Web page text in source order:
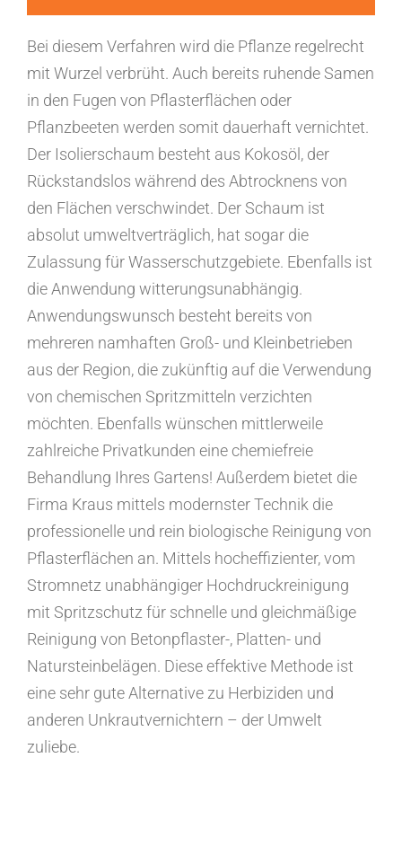
Bei diesem Verfahren wird die Pflanze regelrecht
mit Wurzel verbrüht. Auch bereits ruhende Samen
in den Fugen von Pflasterflächen oder
Pflanzbeeten werden somit dauerhaft vernichtet.
Der Isolierschaum besteht aus Kokosöl, der
Rückstandslos während des Abtrocknens von
den Flächen verschwindet. Der Schaum ist
absolut umweltverträglich, hat sogar die
Zulassung für Wasserschutzgebiete. Ebenfalls ist
die Anwendung witterungsunabhängig.
Anwendungswunsch besteht bereits von
mehreren namhaften Groß- und Kleinbetrieben
aus der Region, die zukünftig auf die Verwendung
von chemischen Spritzmitteln verzichten
möchten. Ebenfalls wünschen mittlerweile
zahlreiche Privatkunden eine chemiefreie
Behandlung Ihres Gartens! Außerdem bietet die
Firma Kraus mittels modernster Technik die
professionelle und rein biologische Reinigung von
Pflasterflächen an. Mittels hocheffizienter, vom
Stromnetz unabhängiger Hochdruckreinigung
mit Spritzschutz für schnelle und gleichmäßige
Reinigung von Betonpflaster-, Platten- und
Natursteinbelägen. Diese effektive Methode ist
eine sehr gute Alternative zu Herbiziden und
anderen Unkrautvernichtern – der Umwelt
zuliebe.